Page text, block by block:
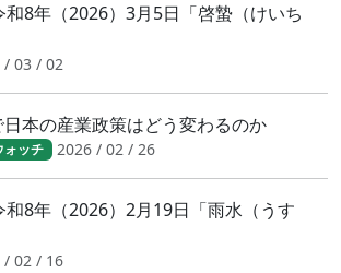
8年（2026）3月5日「啓蟄（けいち
/ 03 / 02
本の産業政策はどう変わるのか
ォッチ 2026 / 02 / 26
8年（2026）2月19日「雨水（うす
/ 02 / 16